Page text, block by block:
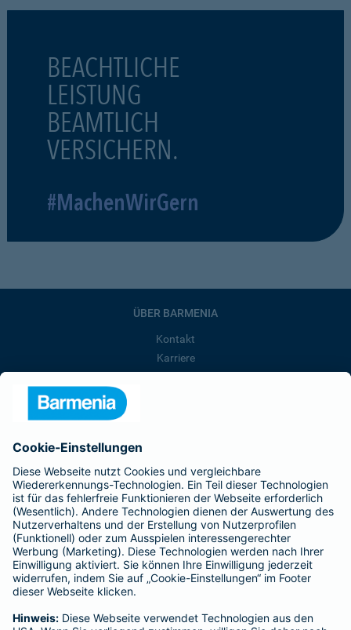
BEACHTLICHE
LEISTUNG
BEAMTLICH
VERSICHERN.
#MachenWirGern
ÜBER BARMENIA
Kontakt
Karriere
Barmenia ist Teil der BarmeniaGothaer
BELIEBTE SEITEN
Kranken-Zusatzversicherung
Tierversicherungen
Haftpflichtversicherung
Hausratversicherung